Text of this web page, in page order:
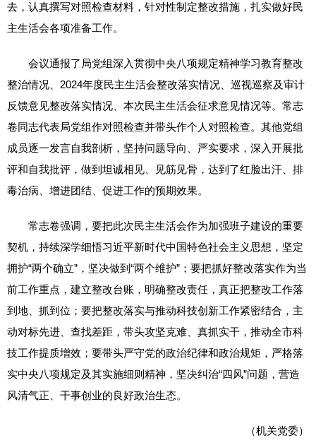
去，认真撰写对照检查材料，针对性制定整改措施，扎实做好民
主生活会各项准备工作。
会议通报了局党组深入贯彻中央八项规定精神学习教育整改
整治情况、2024年度民主生活会整改落实情况、巡视巡察及审计
反馈意见整改落实情况、本次民主生活会征求意见情况等。常志
卷同志代表局党组作对照检查并带头作个人对照检查。其他党组
成员逐一发言自我剖析，坚持问题导向、严实要求，深入开展批
评和自我批评，做到坦诚相见、见筋见骨，达到了红脸出汗、排
毒治病、增进团结、促进工作的预期效果。
常志卷强调，要把此次民主生活会作为加强班子建设的重要
契机，持续深学细悟习近平新时代中国特色社会主义思想，坚定
拥护“两个确立”，坚决做到“两个维护”；要把抓好整改落实作为当
前工作重点，建立整改台账，明确整改责任，真正把整改工作落
到地、抓到位；要把整改落实与推动科技创新工作紧密结合，主
动对标先进、查找差距，带头攻坚克难、真抓实干，推动全市科
技工作提质增效；要带头严守党的政治纪律和政治规矩，严格落
实中央八项规定及其实施细则精神，坚决纠治“四风”问题，营造
风清气正、干事创业的良好政治生态。
（机关党委）